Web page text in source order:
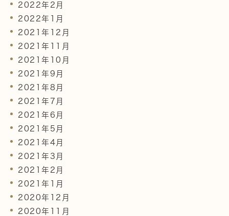
2022年2月
2022年1月
2021年12月
2021年11月
2021年10月
2021年9月
2021年8月
2021年7月
2021年6月
2021年5月
2021年4月
2021年3月
2021年2月
2021年1月
2020年12月
2020年11月